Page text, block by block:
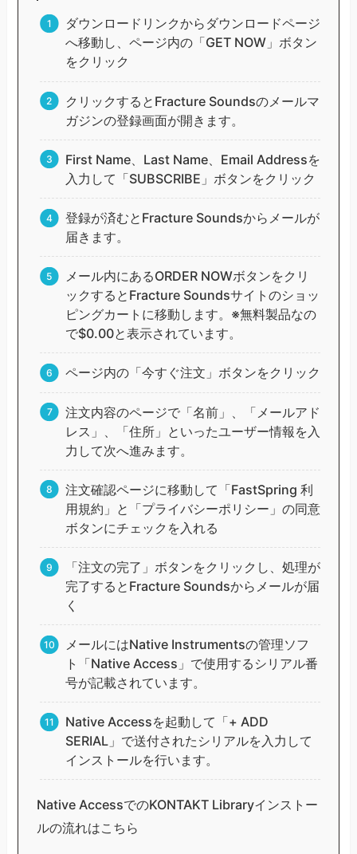
ダウンロードリンクからダウンロードページ
へ移動し、ページ内の「GET NOW」ボタン
をクリック
クリックするとFracture Soundsのメールマ
ガジンの登録画面が開きます。
First Name、Last Name、Email Addressを
入力して「SUBSCRIBE」ボタンをクリック
登録が済むとFracture Soundsからメールが
届きます。
メール内にあるORDER NOWボタンをクリ
ックするとFracture Soundsサイトのショッ
ピングカートに移動します。※無料製品なの
で$0.00と表示されています。
ページ内の「今すぐ注文」ボタンをクリック
注文内容のページで「名前」、「メールアド
レス」、「住所」といったユーザー情報を入
力して次へ進みます。
注文確認ページに移動して「FastSpring 利
用規約」と「プライバシーポリシー」の同意
ボタンにチェックを入れる
「注文の完了」ボタンをクリックし、処理が
完了するとFracture Soundsからメールが届
く
メールにはNative Instrumentsの管理ソフ
ト「Native Access」で使用するシリアル番
号が記載されています。
Native Accessを起動して「+ ADD
SERIAL」で送付されたシリアルを入力して
インストールを行います。
Native AccessでのKONTAKT Libraryインストー
ルの流れはこちら